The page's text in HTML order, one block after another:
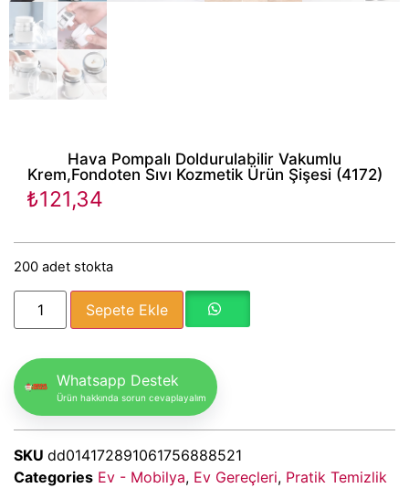
Hava Pompalı Doldurulabilir Vakumlu
Krem,Fondoten Sıvı Kozmetik Ürün Şişesi (4172)
₺121,34
200 adet stokta
Sepete Ekle
Whatsapp Destek
Ürün hakkında sorun cevaplayalım
SKU dd014172891061756888521
Categories Ev - Mobilya, Ev Gereçleri, Pratik Temizlik